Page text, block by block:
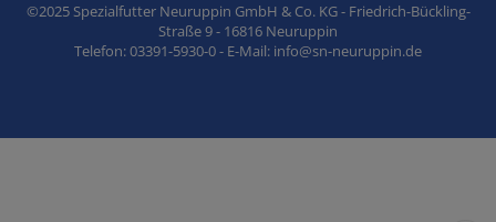
©2025 Spezialfutter Neuruppin GmbH & Co. KG - Friedrich-Bückling-
Straße 9 - 16816 Neuruppin
Telefon: 03391-5930-0 - E-Mail: info@sn-neuruppin.de